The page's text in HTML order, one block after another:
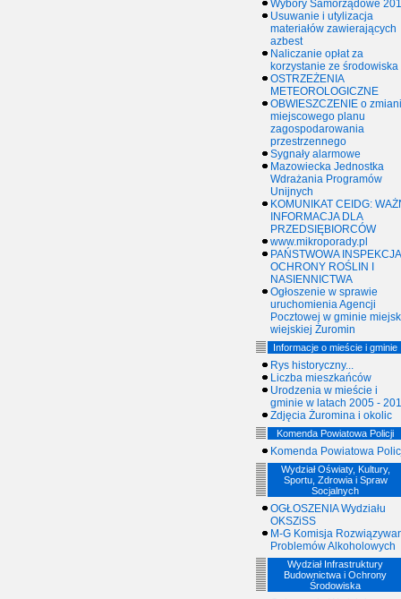
Wybory Samorządowe
Usuwanie i utylizacja
materiałów zawierających
azbest
Naliczanie opłat za
korzystanie ze środowiska
OSTRZEŻENIA
METEOROLOGICZNE
OBWIESZCZENIE o
miejscowego planu
zagospodarowania
przestrzennego
Sygnały alarmowe
Mazowiecka Jednostka
Wdrażania Programów
Unijnych
KOMUNIKAT CEIDG:
INFORMACJA DLA
PRZEDSIĘBIORCÓW
www.mikroporady.pl
PAŃSTWOWA INSPEKCJA
OCHRONY ROŚLIN I
NASIENNICTWA
Ogłoszenie w sprawie
uruchomienia Agencji
Pocztowej w gminie
wiejskiej Żuromin
Informacje o mieście i gminie
Rys historyczny...
Liczba mieszkańców
Urodzenia w mieście i
gminie w latach 2005 -
Zdjęcia Żuromina i okolic
Komenda Powiatowa Policji
Komenda Powiatowa
Wydział Oświaty, Kultury,
Sportu, Zdrowia i Spraw
Socjalnych
OGŁOSZENIA Wydziału
OKSZiSS
M-G Komisja
Problemów Alkoholowych
Wydział Infrastruktury
Budownictwa i Ochrony
Środowiska